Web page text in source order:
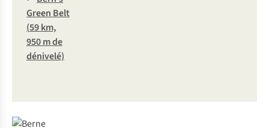
Green Belt
(59km,
950 m de
dénivelé)